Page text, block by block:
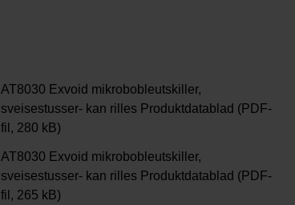
AT8030 Exvoid mikrobobleutskiller,
sveisestusser- kan rilles Produktdatablad (PDF-
fil, 280 kB)
AT8030 Exvoid mikrobobleutskiller,
sveisestusser- kan rilles Produktdatablad (PDF-
fil, 265 kB)